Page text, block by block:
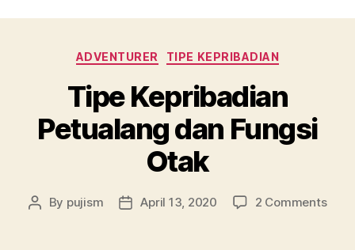
Categories
ADVENTURER TIPE KEPRIBADIAN
Tipe Kepribadian
Petualang dan Fungsi
Otak
Post
By pujism
PostApril 13, 2020 2 Commentson